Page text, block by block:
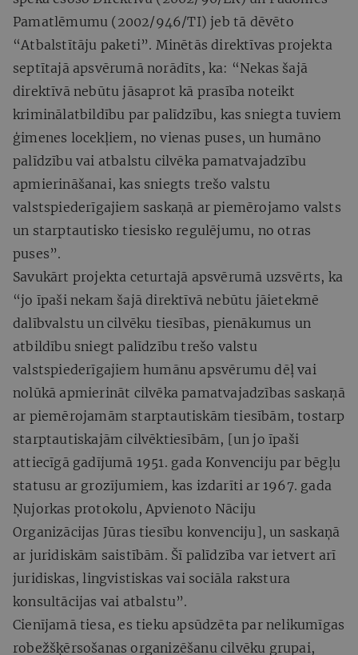
Pamatlēmumu (2002/946/TI) jeb tā dēvēto
“Atbalstītāju paketi”. Minētās direktīvas projekta
septītajā apsvērumā norādīts, ka: “Nekas šajā
direktīvā nebūtu jāsaprot kā prasība noteikt
kriminālatbildību par palīdzību, kas sniegta tuviem
ģimenes locekļiem, no vienas puses, un humāno
palīdzību vai atbalstu cilvēka pamatvajadzību
apmierināšanai, kas sniegts trešo valstu
valstspiederīgajiem saskaņā ar piemērojamo valsts
un starptautisko tiesisko regulējumu, no otras
puses”.
Savukārt projekta ceturtajā apsvērumā uzsvērts, ka
“jo īpaši nekam šajā direktīvā nebūtu jāietekmē
dalībvalstu un cilvēku tiesības, pienākumus un
atbildību sniegt palīdzību trešo valstu
valstspiederīgajiem humānu apsvērumu dēļ vai
nolūkā apmierināt cilvēka pamatvajadzības saskaņā
ar piemērojamām starptautiskām tiesībām, tostarp
starptautiskajām cilvēktiesībām, [un jo īpaši
attiecīgā gadījumā 1951. gada Konvenciju par bēgļu
statusu ar grozījumiem, kas izdarīti ar 1967. gada
Ņujorkas protokolu, Apvienoto Nāciju
Organizācijas Jūras tiesību konvenciju], un saskaņā
ar juridiskām saistībām. Šī palīdzība var ietvert arī
juridiskas, lingvistiskas vai sociāla rakstura
konsultācijas vai atbalstu”.
Cienījamā tiesa, es tieku apsūdzēta par nelikumīgas
robežšķērsošanas organizēšanu cilvēku grupai,